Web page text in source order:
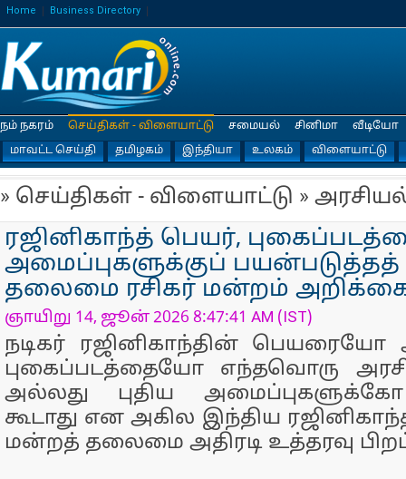
Home Business Directory
நம் நகரம்
செய்திகள் - விளையாட்டு
மாவட்ட செய்தி
தமிழகம் இந்தியா உலகம் விளையாட்டு
சமையல் சினிமா வீடியோ
» செய்திகள் - விளையாட்டு »
ரஜினிகாந்த் பெயர்,
அமைப்புகளுக்குப்
தலைமை ரசிகர் மன்றம்
ஞாயிறு 14, ஜூன் 2026 8:47:41 AM (IST)
நடிகர் ரஜினிகாந்தின் பெயரையோ
புகைப்படத்தையோ எந்தவொரு
அல்லது புதிய
கூடாது என அகில இந்திய
மன்றத் தலைமை அதிரடி உத்தரவு